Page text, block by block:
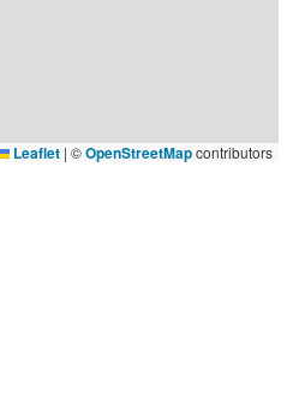
Leaflet | ©OpenStreetMapcontributors